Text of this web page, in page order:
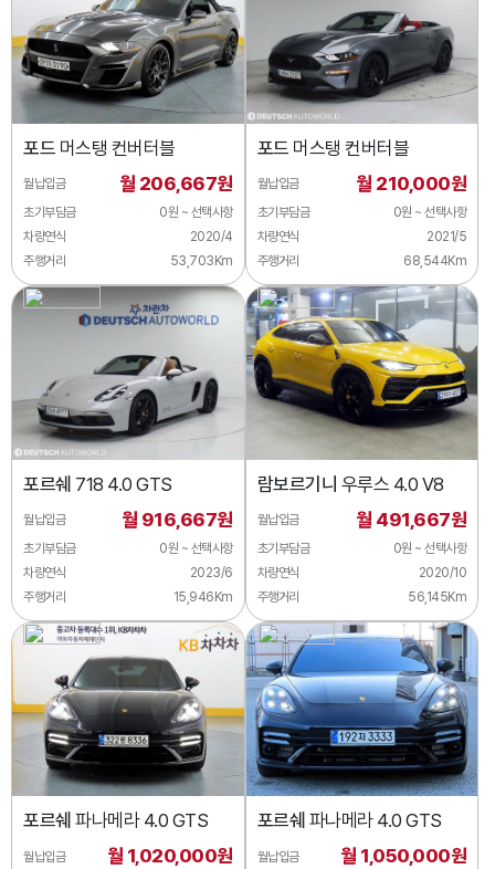
포드 머스탱 컨버터블
월납입금 월 206,667원
초기부담금
0원 ~ 선택사항
차량연식
2020/4
주행거리
53,703Km
포드 머스탱 컨버터블
월납입금 월 210,000원
초기부담금
0원 ~ 선택사항
차량연식
2021/5
주행거리
68,544Km
포르쉐 718 4.0 GTS
월납입금 월 916,667원
초기부담금
0원 ~ 선택사항
차량연식
2023/6
주행거리
15,946Km
람보르기니 우루스 4.0 V8
월납입금 월 491,667원
초기부담금
0원 ~ 선택사항
차량연식
2020/10
주행거리
56,145Km
포르쉐 파나메라 4.0 GTS
월납입금 월 1,020,000원
포르쉐 파나메라 4.0 GTS
월납입금 월 1,050,000원